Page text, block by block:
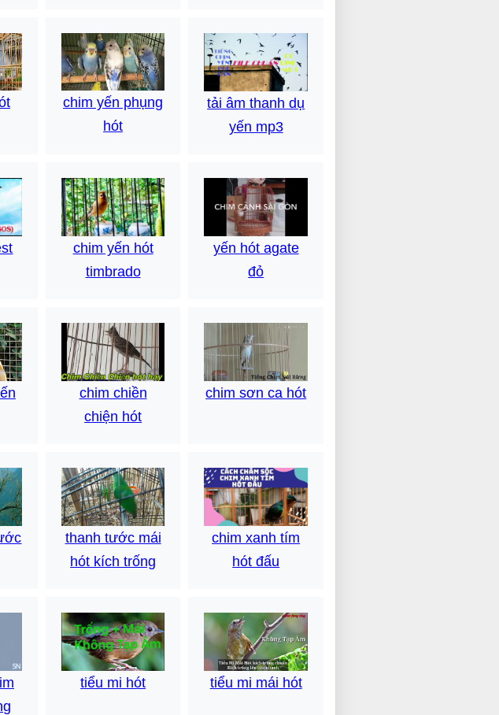
chim yến phụng
hót
tải âm thanh dụ
yến mp3
chim yến hót
timbrado
yến hót agate
đỏ
chim chiền
chiện hót
chim sơn ca hót
thanh tước mái
hót kích trống
chim xanh tím
hót đấu
tiểu mi hót tiểu mi mái hót